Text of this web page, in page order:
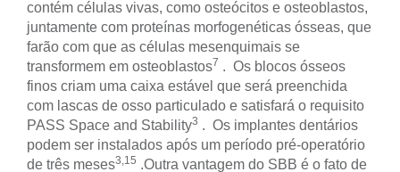
contém células vivas, como osteócitos e osteoblastos,
juntamente com proteínas morfogenéticas ósseas, que
farão com que as células mesenquimais se
transformem em osteoblastos7 . Os blocos ósseos
finos criam uma caixa estável que será preenchida
com lascas de osso particulado e satisfará o requisito
PASS Space and Stability3 . Os implantes dentários
podem ser instalados após um período pré-operatório
de três meses3,15 .Outra vantagem do SBB é o fato de